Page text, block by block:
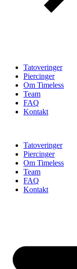
Tatoveringer
Piercinger
Om Timeless
Team
FAQ
Kontakt
Tatoveringer
Piercinger
Om Timeless
Team
FAQ
Kontakt